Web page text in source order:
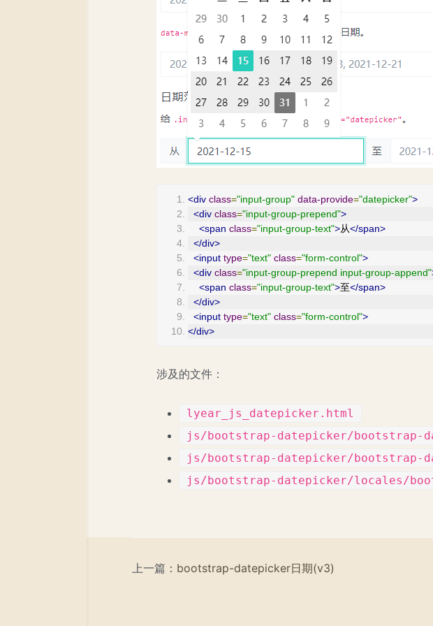
<div class="input-group" data-provide="datepicker">
<div class="input-group-prepend">
<span class="input-group-text">从</span>
</div>
<input type="text" class="form-control">
<div class="input-group-prepend input-group-append"
<span class="input-group-text">至</span>
</div>
<input type="text" class="form-control">
</div>
涉及的文件：
lyear_js_datepicker.html
js/bootstrap-datepicker/bootstrap-
js/bootstrap-datepicker/bootstrap-
js/bootstrap-datepicker/locales/
上一篇： bootstrap-datepicker日期(v3)